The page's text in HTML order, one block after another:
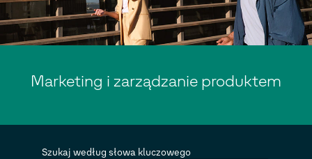
Marketing i zarządzanie produktem
Szukaj według słowa kluczowego